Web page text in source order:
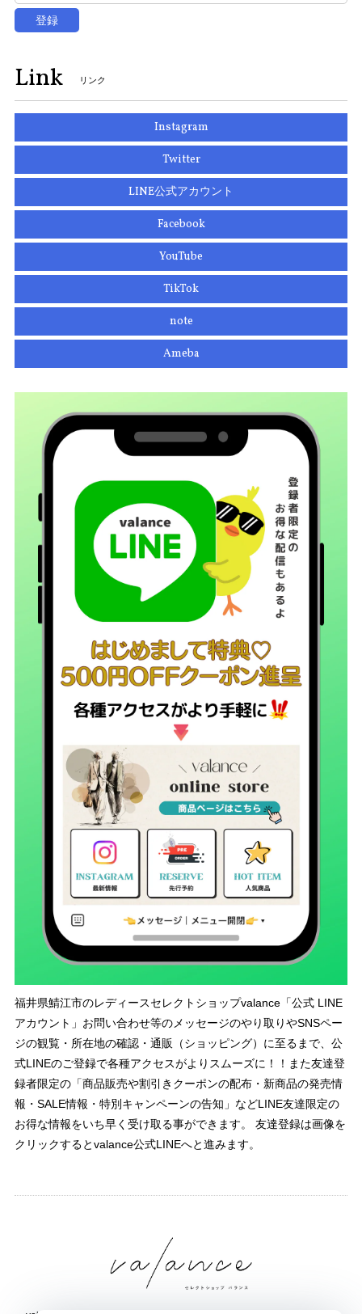
登録
Link リンク
Instagram
Twitter
LINE公式アカウント
Facebook
YouTube
TikTok
note
Ameba
福井県鯖江市のレディースセレクトショップvalance「公式 LINE
アカウント」お問い合わせ等のメッセージのやり取りやSNSペー
ジの観覧・所在地の確認・通販（ショッピング）に至るまで、公
式LINEのご登録で各種アクセスがよりスムーズに！！また友達登
録者限定の「商品販売や割引きクーポンの配布・新商品の発売情
報・SALE情報・特別キャンペーンの告知」などLINE友達限定の
お得な情報をいち早く受け取る事ができます。 友達登録は画像を
クリックするとvalance公式LINEへと進みます。